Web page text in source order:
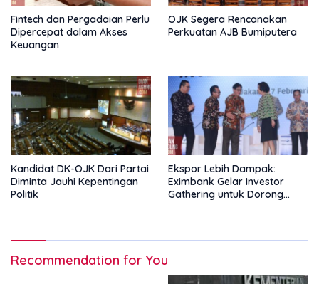
Fintech dan Pergadaian Perlu
Dipercepat dalam Akses
Keuangan
OJK Segera Rencanakan
Perkuatan AJB Bumiputera
Kandidat DK-OJK Dari Partai
Diminta Jauhi Kepentingan
Politik
Ekspor Lebih Dampak:
Eximbank Gelar Investor
Gathering untuk Dorong
Recommendation for You